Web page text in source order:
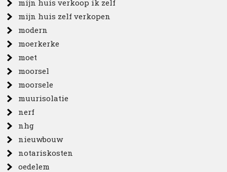
mijn huis verkoop ik zelf
mijn huis zelf verkopen
modern
moerkerke
moet
moorsel
moorsele
muurisolatie
nerf
nhg
nieuwbouw
notariskosten
oedelem